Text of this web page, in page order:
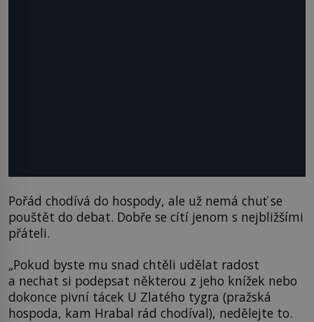
Pořád chodívá do hospody, ale už nemá chuť se
pouštět do debat. Dobře se cítí jenom s nejbližšími
přáteli.
„Pokud byste mu snad chtěli udělat radost
a nechat si podepsat některou z jeho knížek nebo
dokonce pivní tácek U Zlatého tygra (pražská
hospoda, kam Hrabal rád chodíval), nedělejte to.